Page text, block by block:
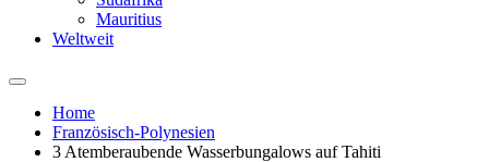
Mauritius
Weltweit
Home
Französisch-Polynesien
3 Atemberaubende Wasserbungalows auf Tahiti